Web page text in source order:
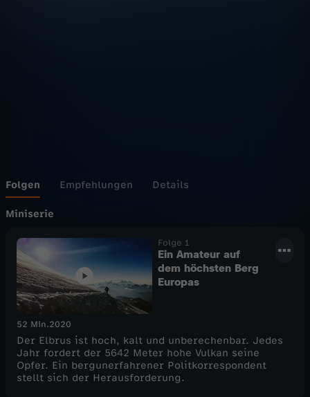
Folgen Empfehlungen Details
Miniserie
Folge 1
Ein Amateur auf
dem höchsten Berg
Europas
52 Min.2020
Der Elbrus ist hoch, kalt und unberechenbar. Jedes
Jahr fordert der 5642 Meter hohe Vulkan seine
Opfer. Ein bergunerfahrener Politkorrespondent
stellt sich der Herausforderung.